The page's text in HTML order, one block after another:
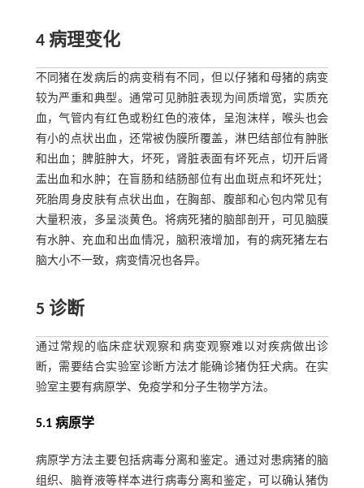
4 病理变化
不同猪在发病后的病变稍有不同，但以仔猪和母猪的病变
较为严重和典型。通常可见肺脏表现为间质增宽，实质充
血，气管内有红色或粉红色的液体，呈泡沫样，喉头也会
有小的点状出血，还常被伪膜所覆盖，淋巴结部位有肿胀
和出血；脾脏肿大，坏死，肾脏表面有坏死点，切开后肾
盂出血和水肿；在盲肠和结肠部位有出血斑点和坏死灶；
死胎周身皮肤有点状出血，在胸部、腹部和心包内常见有
大量积液，多呈淡黄色。将病死猪的脑部剖开，可见脑膜
有水肿、充血和出血情况，脑积液增加，有的病死猪左右
脑大小不一致，病变情况也各异。
5 诊断
通过常规的临床症状观察和病变观察难以对疾病做出诊
断，需要结合实验室诊断方法才能确诊猪伪狂犬病。在实
验室主要有病原学、免疫学和分子生物学方法。
5.1 病原学
病原学方法主要包括病毒分离和鉴定。通过对患病猪的脑
组织、脑脊液等样本进行病毒分离和鉴定，可以确认猪伪